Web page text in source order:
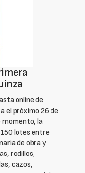
online de
el próximo 26 de
momento, la
lotes entre
de obra y
rodillos,
cazos,